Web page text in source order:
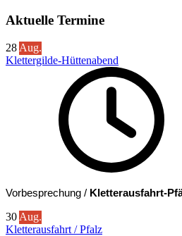
Aktuelle Termine
28 Aug.
Klettergilde-Hüttenabend
Vorbesprechung / Kletterausfahrt-
30 Aug.
Kletterausfahrt / Pfalz